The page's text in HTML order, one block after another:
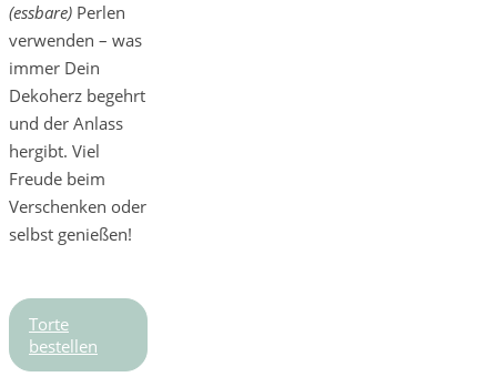
(essbare) Perlen
verwenden – was
immer Dein
Dekoherz begehrt
und der Anlass
hergibt. Viel
Freude beim
Verschenken oder
selbst genießen!
Torte
bestellen